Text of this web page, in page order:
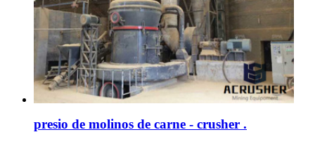
presio de molinos de carne - crusher .